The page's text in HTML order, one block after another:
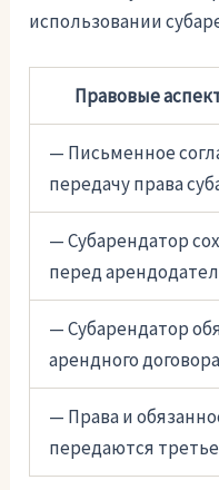
использовании
Правовые
— Письменное
передачу права
— Субарендатор
перед
— Субарендатор
арендного
— Права и
передаются